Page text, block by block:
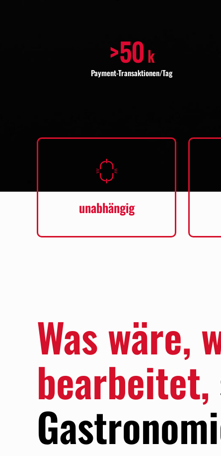
>50 k
Payment-Transaktionen/Tag
unabhängig
Was wäre,
bearbeitet,